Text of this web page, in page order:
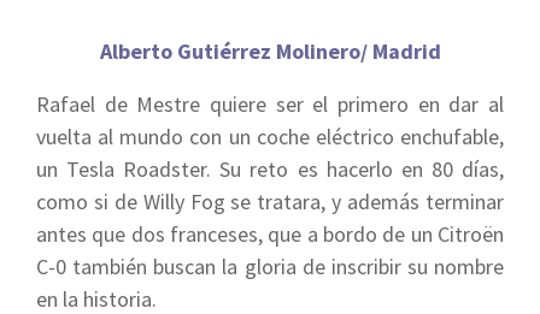
Alberto Gutiérrez Molinero/ Madrid
Rafael de Mestre quiere ser el primero en dar al
vuelta al mundo con un coche eléctrico enchufable,
un Tesla Roadster. Su reto es hacerlo en 80 días,
como si de Willy Fog se tratara, y además terminar
antes que dos franceses, que a bordo de un Citroën
C-0 también buscan la gloria de inscribir su nombre
en la historia.